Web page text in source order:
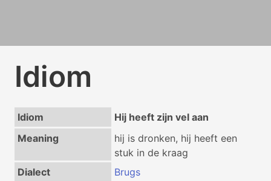
Idiom
Idiom
Hij heeft zijn vel aan
Meaning
hij is dronken, hij heeft een
stuk in de kraag
Dialect
Brugs